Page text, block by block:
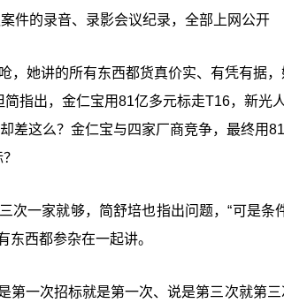
件的录音、录影会议纪录，全部上网公开
，她讲的所有东西都货真价实、有凭有据
简指出，金仁宝用81亿多元标走T16，新光
差这么？金仁宝与四家厂商竞争，最终用
次一家就够，简舒培也指出问题，“可是条
西都参杂在一起讲。
第一次招标就是第一次、说是第三次就第